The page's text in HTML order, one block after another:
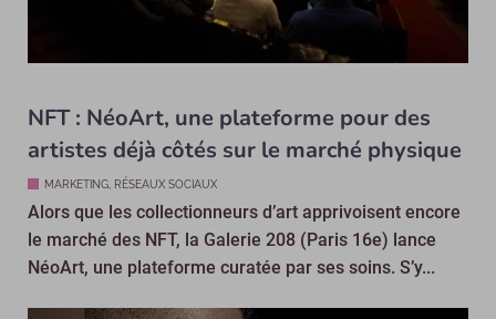
NFT : NéoArt, une plateforme pour des
artistes déjà côtés sur le marché physique
MARKETING, RÉSEAUX SOCIAUX
Alors que les collectionneurs d’art apprivoisent encore
le marché des NFT, la Galerie 208 (Paris 16e) lance
NéoArt, une plateforme curatée par ses soins. S’y...